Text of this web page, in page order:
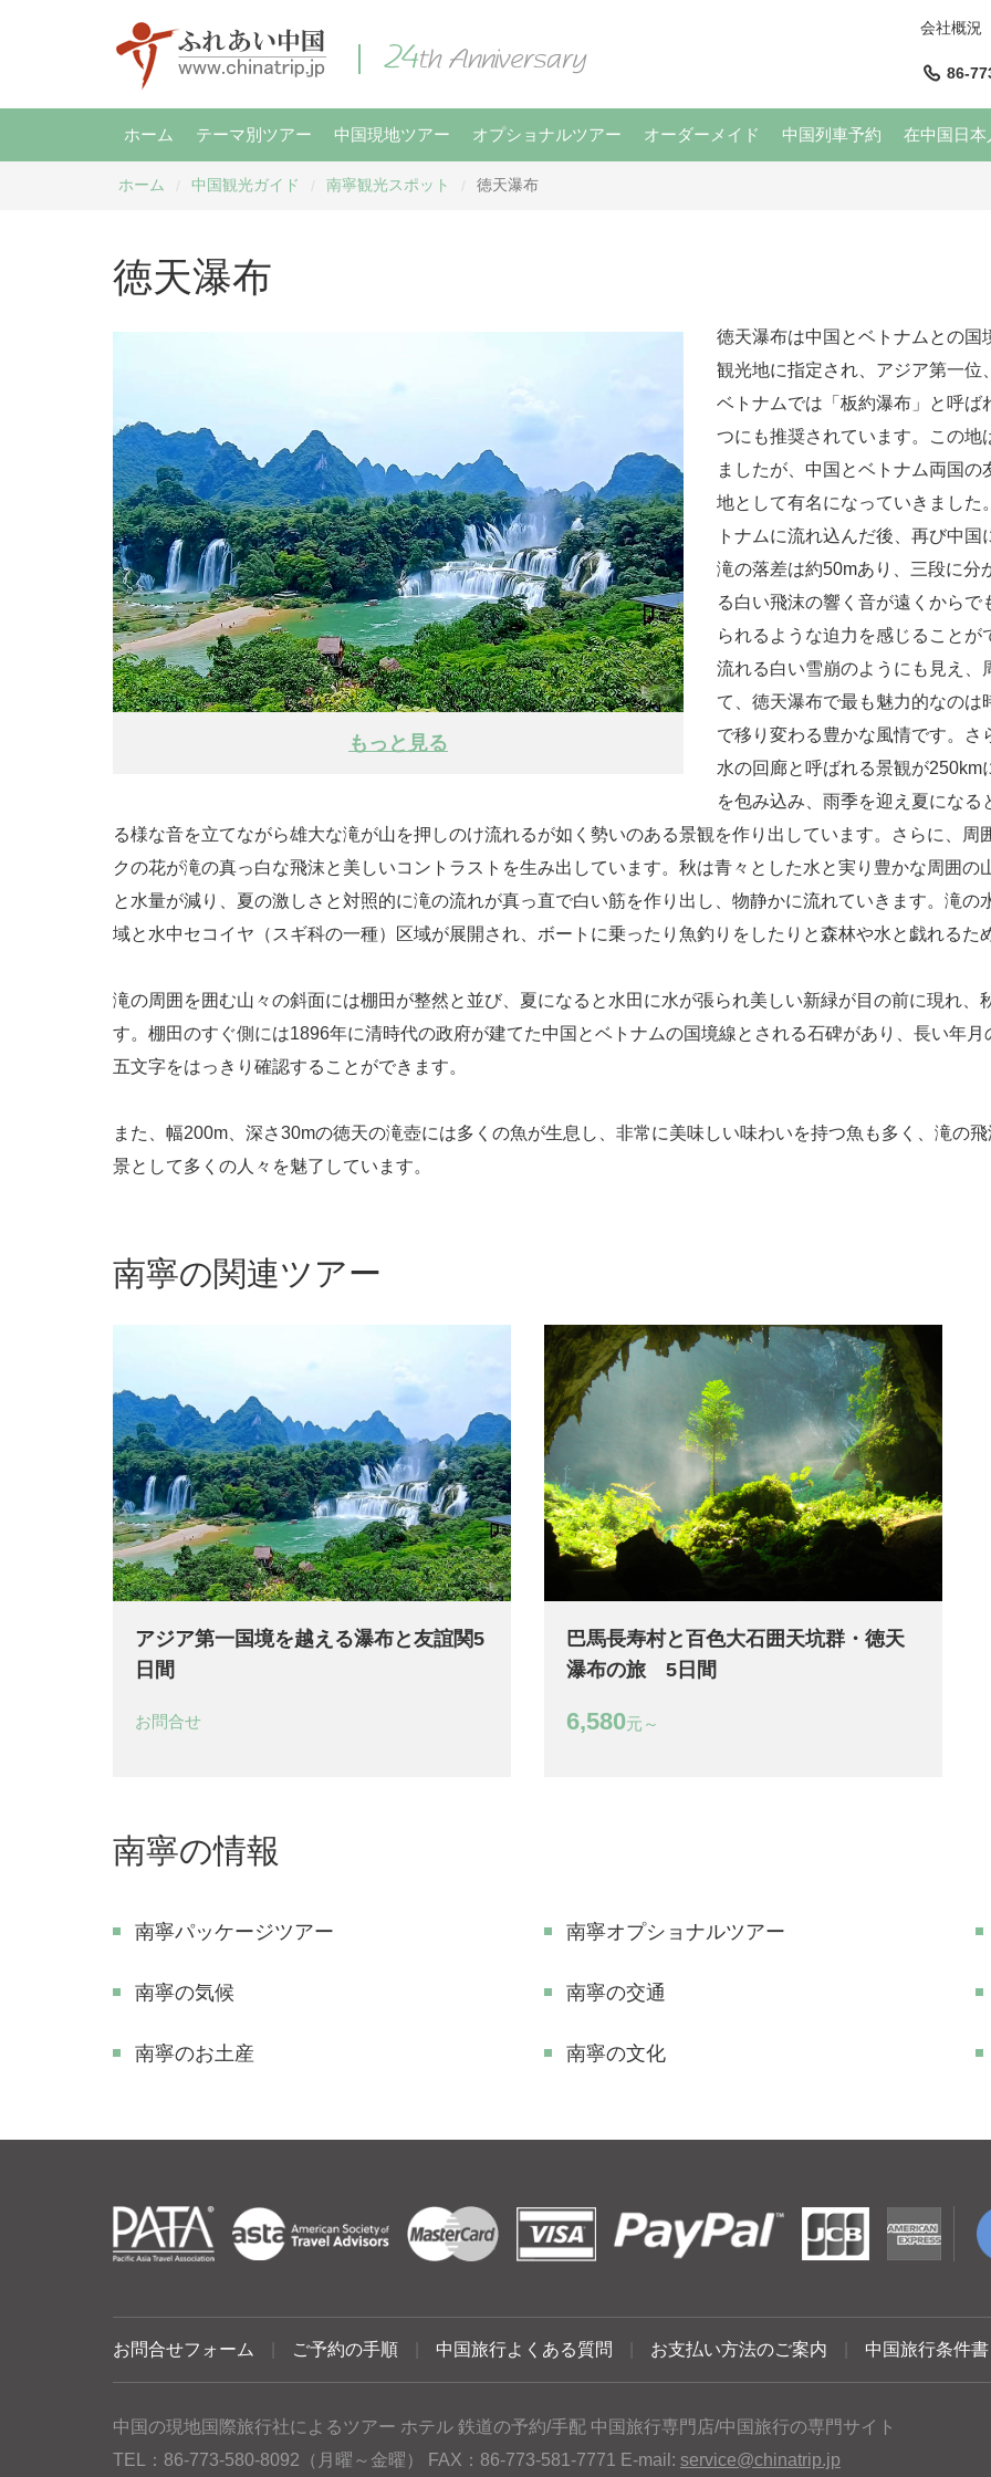
会社概況
86-
ホーム テーマ別ツアー 中国現地ツアー オプショナルツアー オーダーメイド 中国列車予約 在中国日本
ホーム 中国観光ガイド 南寧観光スポット 徳天瀑布
徳天瀑布
もっと見る
徳天瀑布は中国とベトナムとの国
観光地に指定され、アジア第一位
ベトナムでは「板約瀑布」と呼ば
つにも推奨されています。この地
ましたが、中国とベトナム両国
地として有名になっていきました
トナムに流れ込んだ後、再び中
滝の落差は約50mあり、三段に分
る白い飛沫の響く音が遠くから
られるような迫力を感じること
流れる白い雪崩のようにも見え、
て、徳天瀑布で最も魅力的なの
で移り変わる豊かな風情です。
水の回廊と呼ばれる景観が250km
を包み込み、雨季を迎え夏にな
る様な音を立てながら雄大な滝が山を押しのけ流れるが如く勢いのある景観を作り出しています。さらに、
クの花が滝の真っ白な飛沫と美しいコントラストを生み出しています。秋は青々とした水と実り豊かな周囲
と水量が減り、夏の激しさと対照的に滝の流れが真っ直で白い筋を作り出し、物静かに流れていきます。滝
域と水中セコイヤ（スギ科の一種）区域が展開され、ボートに乗ったり魚釣りをしたりと森林や水と戯れるた
滝の周囲を囲む山々の斜面には棚田が整然と並び、夏になると水田に水が張られ美しい新緑が目の前に現れ、
す。棚田のすぐ側には1896年に清時代の政府が建てた中国とベトナムの国境線とされる石碑があり、長い年
五文字をはっきり確認することができます。
また、幅200m、深さ30mの徳天の滝壺には多くの魚が生息し、非常に美味しい味わいを持つ魚も多く、滝の
景として多くの人々を魅了しています。
南寧の関連ツアー
アジア第一国境を越える瀑布と友誼関5
日間
お問合せ
巴馬長寿村と百色大石囲天坑群・徳天
瀑布の旅 5日間
6,580元～
南寧の情報
南寧パッケージツアー 南寧オプショナルツアー
南寧の気候 南寧の交通
南寧のお土産 南寧の文化
お問合せフォーム ご予約の手順 中国旅行よくある質問 お支払い方法のご案内 中国旅行条件書
中国の現地国際旅行社によるツアー ホテル 鉄道の予約/手配 中国旅行専門店/中国旅行の専門サイト
TEL：86-773-580-8092（月曜～金曜） FAX：86-773-581-7771 E-mail: service@chinatrip.jp